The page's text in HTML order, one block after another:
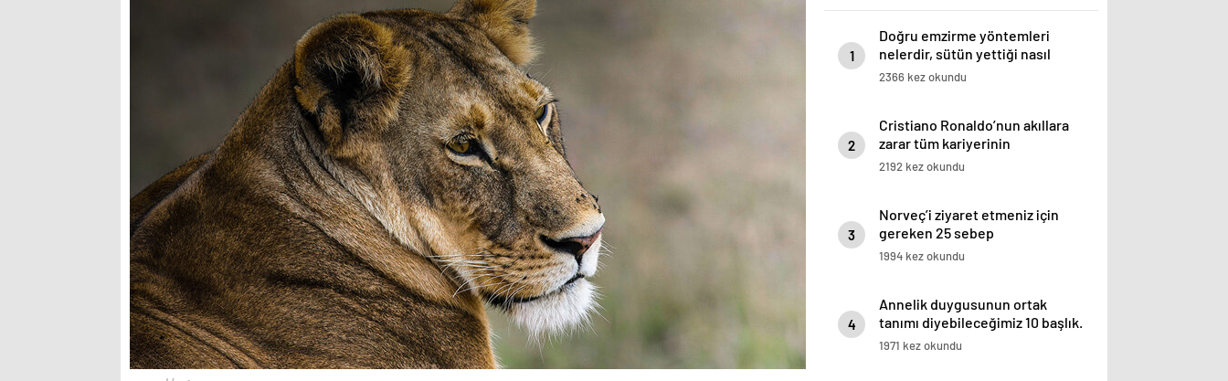
1
Doğru emzirme yöntemleri
nelerdir, sütün yettiği nasıl
anlaşılır?
2366 kez okundu
2
Cristiano Ronaldo’nun akıllara
zarar tüm kariyerinin
istatistiğini çıkardık !
2192 kez okundu
3
Norveç’i ziyaret etmeniz için
gereken 25 sebep
1994 kez okundu
4
Annelik duygusunun ortak
tanımı diyebileceğimiz 10 başlık.
1971 kez okundu